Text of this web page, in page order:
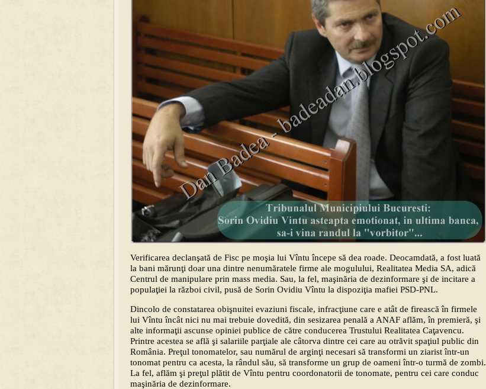
Verificarea declanşată de Fisc pe moşia lui Vîntu începe să dea roade. Deocamdată, a fost luată
la bani mărunţi doar una dintre nenumăratele firme ale mogulului, Realitatea Media SA, adică
Centrul de manipulare prin mass media. Sau, la fel, maşinăria de dezinformare şi de incitare a
populaţiei la război civil, pusă de Sorin Ovidiu Vîntu la dispoziţia mafiei PSD-PNL.
Dincolo de constatarea obişnuitei evaziuni fiscale, infracţiune care e atât de firească în firmele
lui Vîntu încât nici nu mai trebuie dovedită, din sesizarea penală a ANAF aflăm, în premieră, şi
alte informaţii ascunse opiniei publice de către conducerea Trustului Realitatea Caţavencu.
Printre acestea se află şi salariile parţiale ale câtorva dintre cei care au otrăvit spaţiul public din
România. Preţul tonomatelor, sau numărul de arginţi necesari să transformi un ziarist într-un
tonomat pentru ca acesta, la rândul său, să transforme un grup de oameni într-o turmă de zombi.
La fel, aflăm şi preţul plătit de Vîntu pentru coordonatorii de tonomate, pentru cei care conduc
maşinăria de dezinformare.